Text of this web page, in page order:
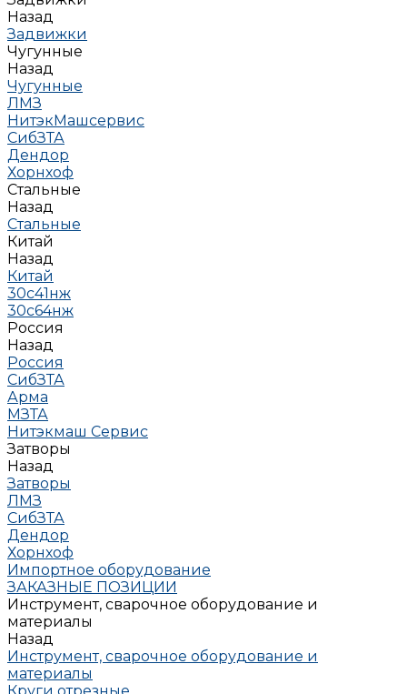
Назад
Задвижки
Чугунные
Назад
Чугунные
ЛМЗ
НитэкМашсервис
СибЗТА
Дендор
Хорнхоф
Стальные
Назад
Стальные
Китай
Назад
Китай
30с41нж
30с64нж
Россия
Назад
Россия
СибЗТА
Арма
МЗТА
Нитэкмаш Сервис
Затворы
Назад
Затворы
ЛМЗ
СибЗТА
Дендор
Хорнхоф
Импортное оборудование
ЗАКАЗНЫЕ ПОЗИЦИИ
Инструмент, сварочное оборудование и
материалы
Назад
Инструмент, сварочное оборудование и
материалы